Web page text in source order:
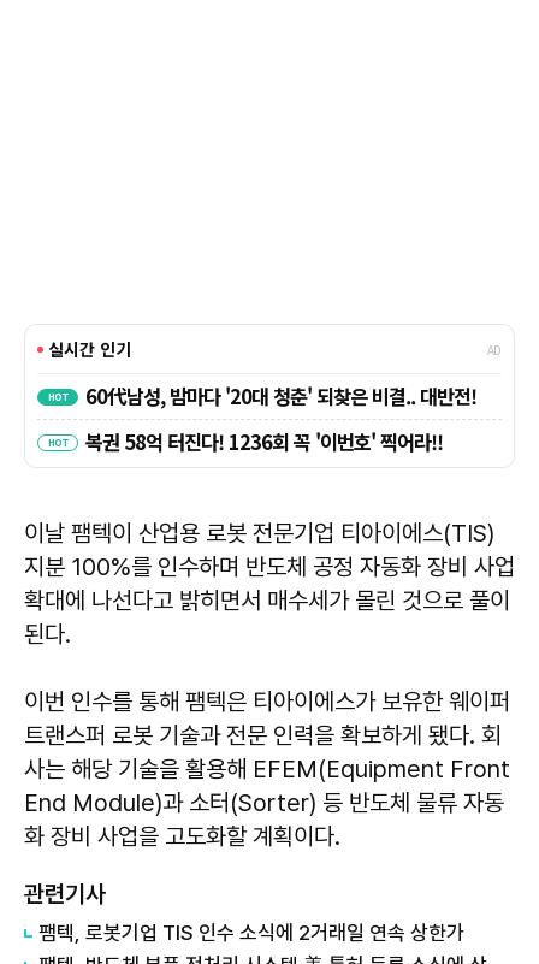
이날 팸텍이 산업용 로봇 전문기업 티아이에스(TIS)
지분 100%를 인수하며 반도체 공정 자동화 장비 사업
확대에 나선다고 밝히면서 매수세가 몰린 것으로 풀이
된다.
이번 인수를 통해 팸텍은 티아이에스가 보유한 웨이퍼
트랜스퍼 로봇 기술과 전문 인력을 확보하게 됐다. 회
사는 해당 기술을 활용해 EFEM(Equipment Front
End Module)과 소터(Sorter) 등 반도체 물류 자동
화 장비 사업을 고도화할 계획이다.
관련기사
팸텍, 로봇기업 TIS 인수 소식에 2거래일 연속 상한가